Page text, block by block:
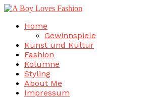
Home
Gewinnspiele
Kunst und Kultur
Fashion
Kolumne
Styling
About Me
Impressum